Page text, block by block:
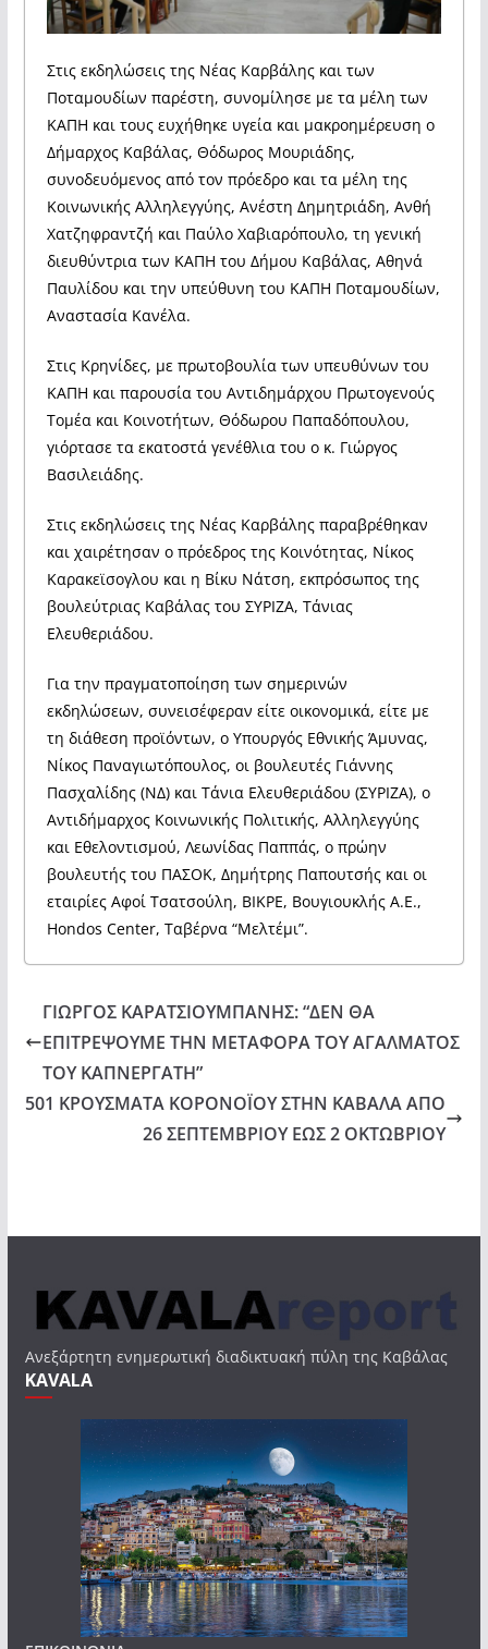
Στις εκδηλώσεις της Νέας Καρβάλης και των
Ποταμουδίων παρέστη, συνομίλησε με τα μέλη των
ΚΑΠΗ και τους ευχήθηκε υγεία και μακροημέρευση ο
Δήμαρχος Καβάλας, Θόδωρος Μουριάδης,
συνοδευόμενος από τον πρόεδρο και τα μέλη της
Κοινωνικής Αλληλεγγύης, Ανέστη Δημητριάδη, Ανθή
Χατζηφραντζή και Παύλο Χαβιαρόπουλο, τη γενική
διευθύντρια των ΚΑΠΗ του Δήμου Καβάλας, Αθηνά
Παυλίδου και την υπεύθυνη του ΚΑΠΗ Ποταμουδίων,
Αναστασία Κανέλα.
Στις Κρηνίδες, με πρωτοβουλία των υπευθύνων του
ΚΑΠΗ και παρουσία του Αντιδημάρχου Πρωτογενούς
Τομέα και Κοινοτήτων, Θόδωρου Παπαδόπουλου,
γιόρτασε τα εκατοστά γενέθλια του ο κ. Γιώργος
Βασιλειάδης.
Στις εκδηλώσεις της Νέας Καρβάλης παραβρέθηκαν
και χαιρέτησαν ο πρόεδρος της Κοινότητας, Νίκος
Καρακεϊσογλου και η Βίκυ Νάτση, εκπρόσωπος της
βουλεύτριας Καβάλας του ΣΥΡΙΖΑ, Τάνιας
Ελευθεριάδου.
Για την πραγματοποίηση των σημερινών
εκδηλώσεων, συνεισέφεραν είτε οικονομικά, είτε με
τη διάθεση προϊόντων, ο Υπουργός Εθνικής Άμυνας,
Νίκος Παναγιωτόπουλος, οι βουλευτές Γιάννης
Πασχαλίδης (ΝΔ) και Τάνια Ελευθεριάδου (ΣΥΡΙΖΑ), ο
Αντιδήμαρχος Κοινωνικής Πολιτικής, Αλληλεγγύης
και Εθελοντισμού, Λεωνίδας Παππάς, ο πρώην
βουλευτής του ΠΑΣΟΚ, Δημήτρης Παπουτσής και οι
εταιρίες Αφοί Τσατσούλη, ΒΙΚΡΕ, Βουγιουκλής Α.Ε.,
Hondos Center, Ταβέρνα “Μελτέμι”.
ΓΙΩΡΓΟΣ ΚΑΡΑΤΣΙΟΥΜΠΑΝΗΣ: “ΔΕΝ ΘΑ
ΕΠΙΤΡΕΨΟΥΜΕ ΤΗΝ ΜΕΤΑΦΟΡΑ ΤΟΥ ΑΓΑΛΜΑΤΟΣ
ΤΟΥ ΚΑΠΝΕΡΓΑΤΗ”
501 ΚΡΟΥΣΜΑΤΑ ΚΟΡΟΝΟΪΟΥ ΣΤΗΝ ΚΑΒΑΛΑ ΑΠΟ
26 ΣΕΠΤΕΜΒΡΙΟΥ ΕΩΣ 2 ΟΚΤΩΒΡΙΟΥ
Ανεξάρτητη ενημερωτική διαδικτυακή πύλη της Καβάλας
KAVALA